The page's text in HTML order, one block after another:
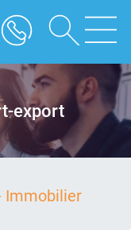
export
Immobilier